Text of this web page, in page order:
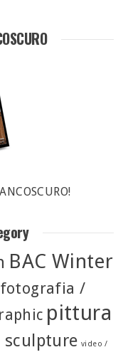
BAC Winter
fotografia /
pittura
video /